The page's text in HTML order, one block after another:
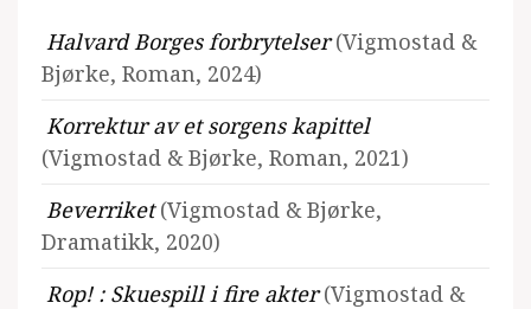
Halvard Borges forbrytelser(Vigmostad &
Bjørke, Roman, 2024)
Korrektur av et sorgens kapittel
(Vigmostad & Bjørke, Roman, 2021)
Beverriket(Vigmostad & Bjørke,
Dramatikk, 2020)
Rop! : Skuespill i fire akter(Vigmostad &